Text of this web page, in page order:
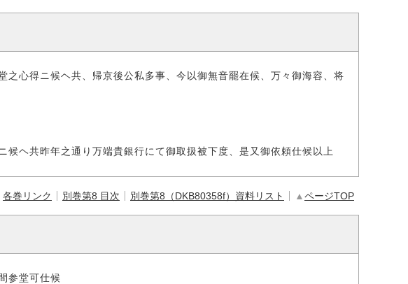
心得ニ候ヘ共、帰京後公私多事、今以御無音罷在候、万々御海容、将
ヘ共昨年之通り万端貴銀行にて御取扱被下度、是又御依頼仕候以上
各巻リンク 別巻第8 目次 別巻第8（DKB80358f）資料リスト ▲ページTOP
参堂可仕候